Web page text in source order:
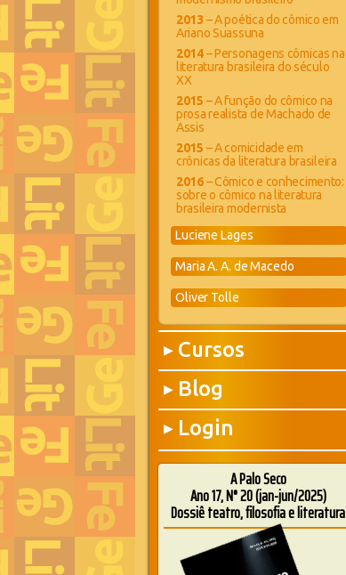
2013 – A poética do cômico em
Ariano Suassuna
2014– Personagens cômicas na
literatura brasileira do século
XX
2015 – A função do cômico na
prosa realista de Machado de
Assis
2015 – A comicidade em
crônicas da literatura brasileira
2016– Cômico e conhecimento:
sobre o cômico na literatura
brasileira modernista
Luciene Lages
Maria A. A. de Macedo
Oliver Tolle
▶ Cursos
▶ Blog
▶ Login
A Palo Seco
Ano 17, N° 20 (jan-jun/2025)
Dossiê teatro, filosofia e literatura